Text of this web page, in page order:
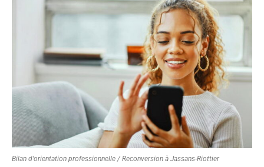
Bilan d'orientation professionnelle / Reconversion à Jassans-Riottier